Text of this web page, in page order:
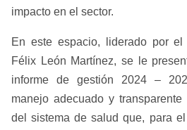
impacto en el sector.
En este espacio, liderado por
Félix León Martínez, se le
informe de gestión 2024 –
manejo adecuado y
del sistema de salud que, para